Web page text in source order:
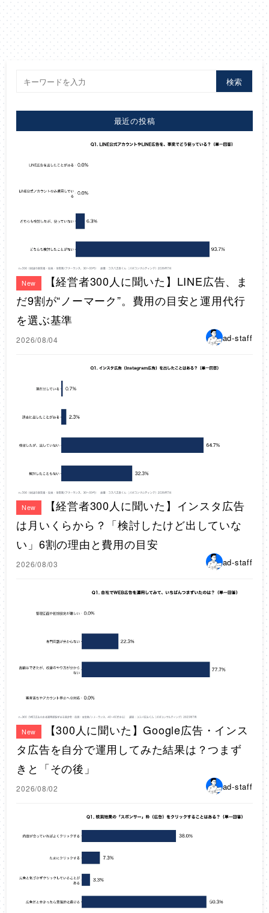
検索
最近の投稿
New
【経営者300人に聞いた】LINE広告、ま
だ9割が“ノーマーク”。費用の目安と運用代行
を選ぶ基準
2026/08/04 ad-staff
New
【経営者300人に聞いた】インスタ広告
は月いくらから？「検討したけど出していな
い」6割の理由と費用の目安
2026/08/03 ad-staff
New
【300人に聞いた】Google広告・インス
タ広告を自分で運用してみた結果は？つまず
きと「その後」
2026/08/02 ad-staff